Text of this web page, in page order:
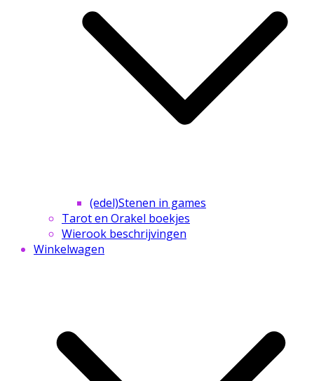
(edel)Stenen in games
Tarot en Orakel boekjes
Wierook beschrijvingen
Winkelwagen